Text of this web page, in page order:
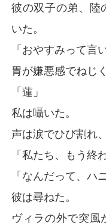
彼の双子の弟、陸
いた。
「おやすみって言
胃が嫌悪感でねじ
「蓮」
私は囁いた。
声は涙でひび割れ
「私たち、もう終
「なんだって、ハ
彼は尋ねた。
ヴィラの外で突風